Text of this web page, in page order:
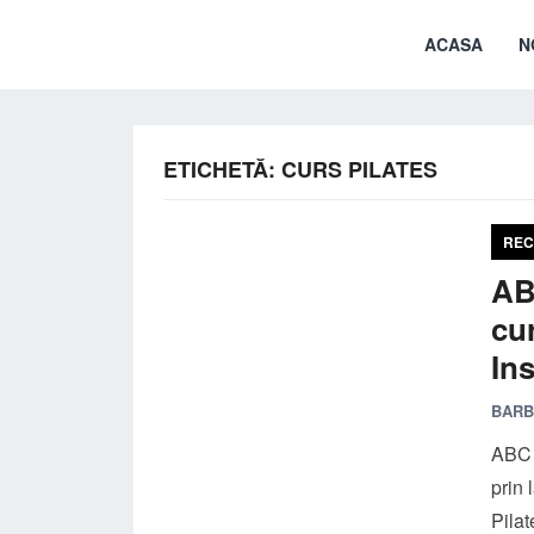
ACASA
ETICHETĂ: CURS PILATES
prin